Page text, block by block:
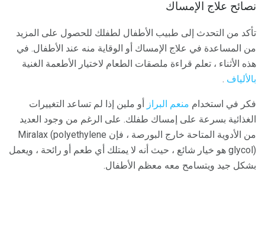
نصائح علاج الإمساك
تأكد من التحدث إلى طبيب الأطفال لطفلك للحصول على المزيد
من المساعدة في علاج الإمساك أو الوقاية منه عند الأطفال. في
هذه الأثناء ، تعلم قراءة ملصقات الطعام لاختيار الأطعمة الغنية
بالألياف .
فكر في استخدام منعم البراز أو ملين إذا لم تساعد التغييرات
الغذائية بسرعة على إمساك طفلك. على الرغم من وجود العديد
من الأدوية المتاحة خارج البورصة ، فإن Miralax (polyethylene
glycol) هو خيار شائع ، حيث أنه لا يمتلك أي طعم أو رائحة ، ويعمل
بشكل جيد ويتسامح معه معظم الأطفال.